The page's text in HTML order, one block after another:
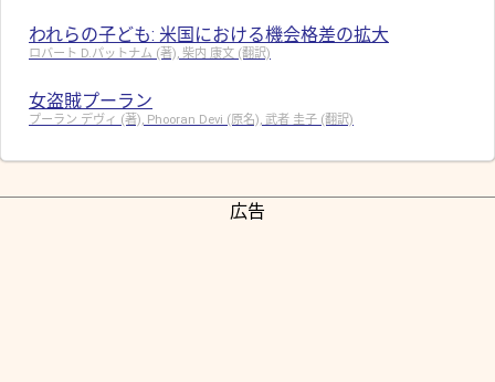
われらの子ども: 米国における機会格差の拡大
ロバート D.パットナム (著), 柴内 康文 (翻訳)
女盗賊プーラン
プーラン デヴィ (著), Phooran Devi (原名), 武者 圭子 (翻訳)
広告